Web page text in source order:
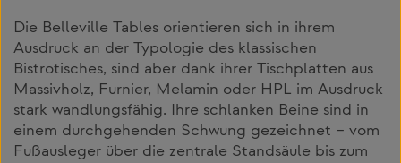
Die Belleville Tables orientieren sich in ihrem
Ausdruck an der Typologie des klassischen
Bistrotisches, sind aber dank ihrer Tischplatten aus
Massivholz, Furnier, Melamin oder HPL im Ausdruck
stark wandlungsfähig. Ihre schlanken Beine sind in
einem durchgehenden Schwung gezeichnet – vom
Fußausleger über die zentrale Standsäule bis zum